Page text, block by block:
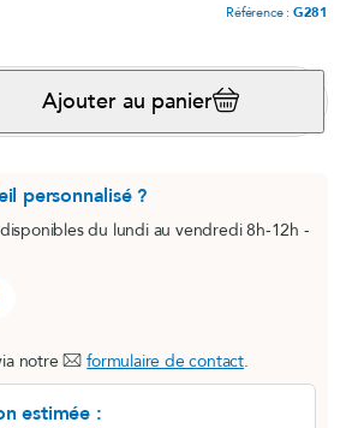
Référence : G281
Ajouter au panier
personnalisé ?
du lundi au vendredi 8h-12h -
notre formulaire de contact.
estimée :